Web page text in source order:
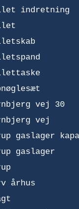
indretning
vej 30
vej
gaslager
gaslager
århus